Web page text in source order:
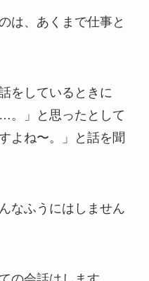
は、あくまで仕事と
をしているときに
。」と思ったとして
よね〜。」と話を聞
なふうにはしません